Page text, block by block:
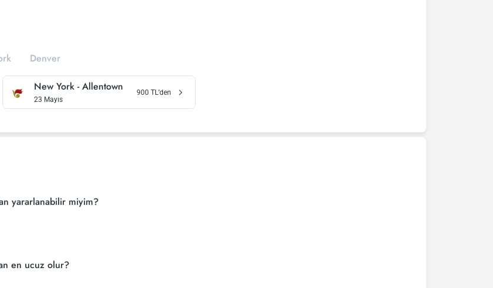
Denver
New York -Allentown
23 Mayıs
900 TL’den
kampanyalarından yararlanabilir miyim?
en ucuz olur?